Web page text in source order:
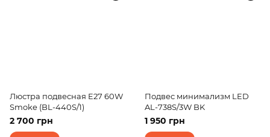
Люстра подвесная E27 60W
Smoke (BL-440S/1)
2 700 грн
Подвес минимализм LED
AL-738S/3W BK
1 950 грн